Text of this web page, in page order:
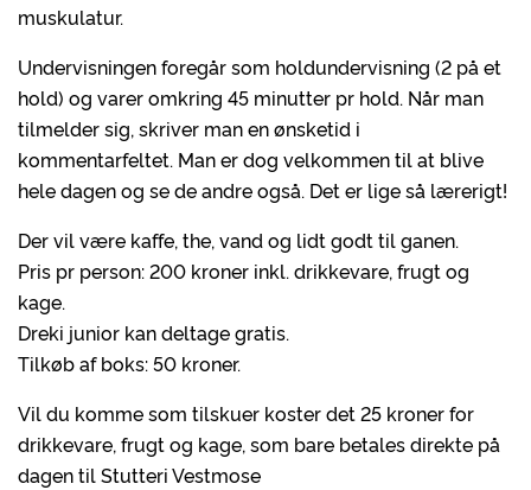
muskulatur.
Undervisningen foregår som holdundervisning (2 på et
hold) og varer omkring 45 minutter pr hold. Når man
tilmelder sig, skriver man en ønsketid i
kommentarfeltet. Man er dog velkommen til at blive
hele dagen og se de andre også. Det er lige så lærerigt!
Der vil være kaffe, the, vand og lidt godt til ganen.
Pris pr person: 200 kroner inkl. drikkevare, frugt og
kage.
Dreki junior kan deltage gratis.
Tilkøb af boks: 50 kroner.
Vil du komme som tilskuer koster det 25 kroner for
drikkevare, frugt og kage, som bare betales direkte på
dagen til Stutteri Vestmose